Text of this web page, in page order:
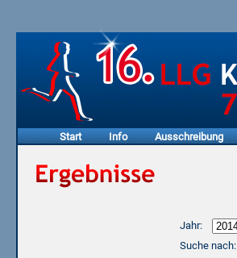
Start Info Ausschreibung
Jahr:
Suche nach: